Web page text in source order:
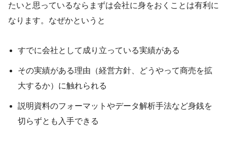
たいと思っているならまずは会社に身をおくことは有利に
なります。なぜかというと
すでに会社として成り立っている実績がある
その実績がある理由（経営方針、どうやって商売を拡
大するか）に触れられる
説明資料のフォーマットやデータ解析手法など身銭を
切らずとも入手できる